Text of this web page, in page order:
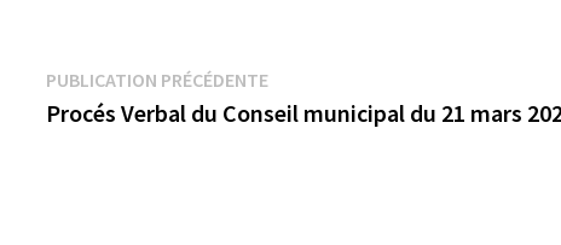
Navigation
de
PUBLICATION PRÉCÉDENTEPublication
précédente :
Procés Verbal du Conseil municipal du 21 mars